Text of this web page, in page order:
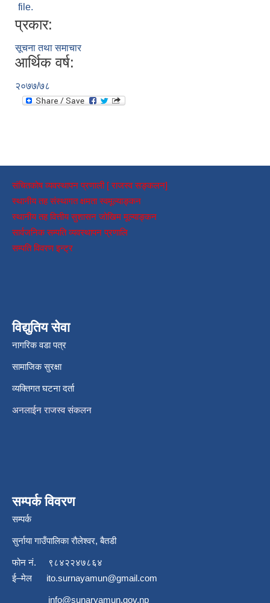
file.
प्रकार:
सूचना तथा समाचार
आर्थिक वर्ष:
२०७७/७८
संचितकोष व्यवस्थापन प्रणाली [ राजस्व सङ्कलन]
स्थानीय तह संस्थागत क्षमता स्वमूल्याङ्कन
स्थानीय तह वित्तीय सुशासन जोखिम मूल्याङ्कन
सार्वजनिक सम्पति व्यवस्थापन प्रणालि
सम्पति विवरण इन्ट्र
विद्युतिय सेवा
नागरिक वडा पत्र
सामाजिक सुरक्षा
व्यक्तिगत घटना दर्ता
अनलाईन राजस्व संकलन
सम्पर्क विवरण
सम्पर्क
सुर्नाया गाउँपालिका रौलेश्वर, बैतडी
फोन नं.
९८४२२४७८६४
ई–मेल ito.surnayamun@gmail.com
info@sunaryamun.gov.np